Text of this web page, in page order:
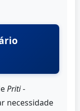
Priti-
necessidade